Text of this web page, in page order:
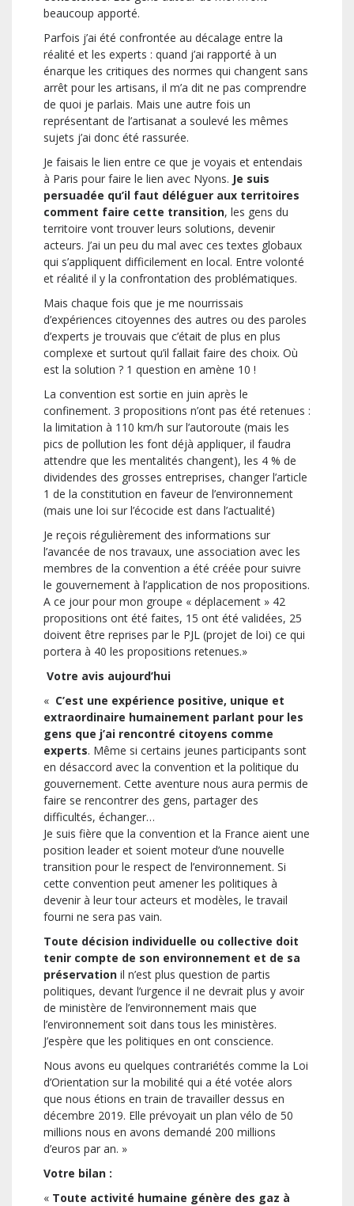
beaucoup apporté.
Parfois j’ai été confrontée au décalage entre la
réalité et les experts : quand j’ai rapporté à un
énarque les critiques des normes qui changent sans
arrêt pour les artisans, il m’a dit ne pas comprendre
de quoi je parlais. Mais une autre fois un
représentant de l’artisanat a soulevé les mêmes
sujets j’ai donc été rassurée.
Je faisais le lien entre ce que je voyais et entendais
à Paris pour faire le lien avec Nyons. Je suis
persuadée qu’il faut déléguer aux territoires
comment faire cette transition, les gens du
territoire vont trouver leurs solutions, devenir
acteurs. J’ai un peu du mal avec ces textes globaux
qui s’appliquent difficilement en local. Entre volonté
et réalité il y la confrontation des problématiques.
Mais chaque fois que je me nourrissais
d’expériences citoyennes des autres ou des paroles
d’experts je trouvais que c’était de plus en plus
complexe et surtout qu’il fallait faire des choix. Où
est la solution ? 1 question en amène 10 !
La convention est sortie en juin après le
confinement. 3 propositions n’ont pas été retenues :
la limitation à 110 km/h sur l’autoroute (mais les
pics de pollution les font déjà appliquer, il faudra
attendre que les mentalités changent), les 4 % de
dividendes des grosses entreprises, changer l’article
1 de la constitution en faveur de l’environnement
(mais une loi sur l’écocide est dans l’actualité)
Je reçois régulièrement des informations sur
l’avancée de nos travaux, une association avec les
membres de la convention a été créée pour suivre
le gouvernement à l’application de nos propositions.
A ce jour pour mon groupe « déplacement » 42
propositions ont été faites, 15 ont été validées, 25
doivent être reprises par le PJL (projet de loi) ce qui
portera à 40 les propositions retenues.»
Votre avis aujourd’hui
« C’est une expérience positive, unique et
extraordinaire humainement parlant pour les
gens que j’ai rencontré citoyens comme
experts. Même si certains jeunes participants sont
en désaccord avec la convention et la politique du
gouvernement. Cette aventure nous aura permis de
faire se rencontrer des gens, partager des
difficultés, échanger…
Je suis fière que la convention et la France aient une
position leader et soient moteur d’une nouvelle
transition pour le respect de l’environnement. Si
cette convention peut amener les politiques à
devenir à leur tour acteurs et modèles, le travail
fourni ne sera pas vain.
Toute décision individuelle ou collective doit
tenir compte de son environnement et de sa
préservation il n’est plus question de partis
politiques, devant l’urgence il ne devrait plus y avoir
de ministère de l’environnement mais que
l’environnement soit dans tous les ministères.
J’espère que les politiques en ont conscience.
Nous avons eu quelques contrariétés comme la Loi
d’Orientation sur la mobilité qui a été votée alors
que nous étions en train de travailler dessus en
décembre 2019. Elle prévoyait un plan vélo de 50
millions nous en avons demandé 200 millions
d’euros par an. »
Votre bilan :
« Toute activité humaine génère des gaz à